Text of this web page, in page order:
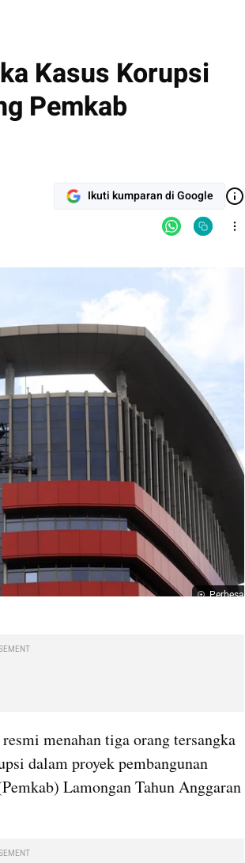
Kasus Korupsi
Pemkab
Ikuti kumparan di Google
Perbesar
menahan tiga orang tersangka
dalam proyek pembangunan
Lamongan Tahun Anggaran